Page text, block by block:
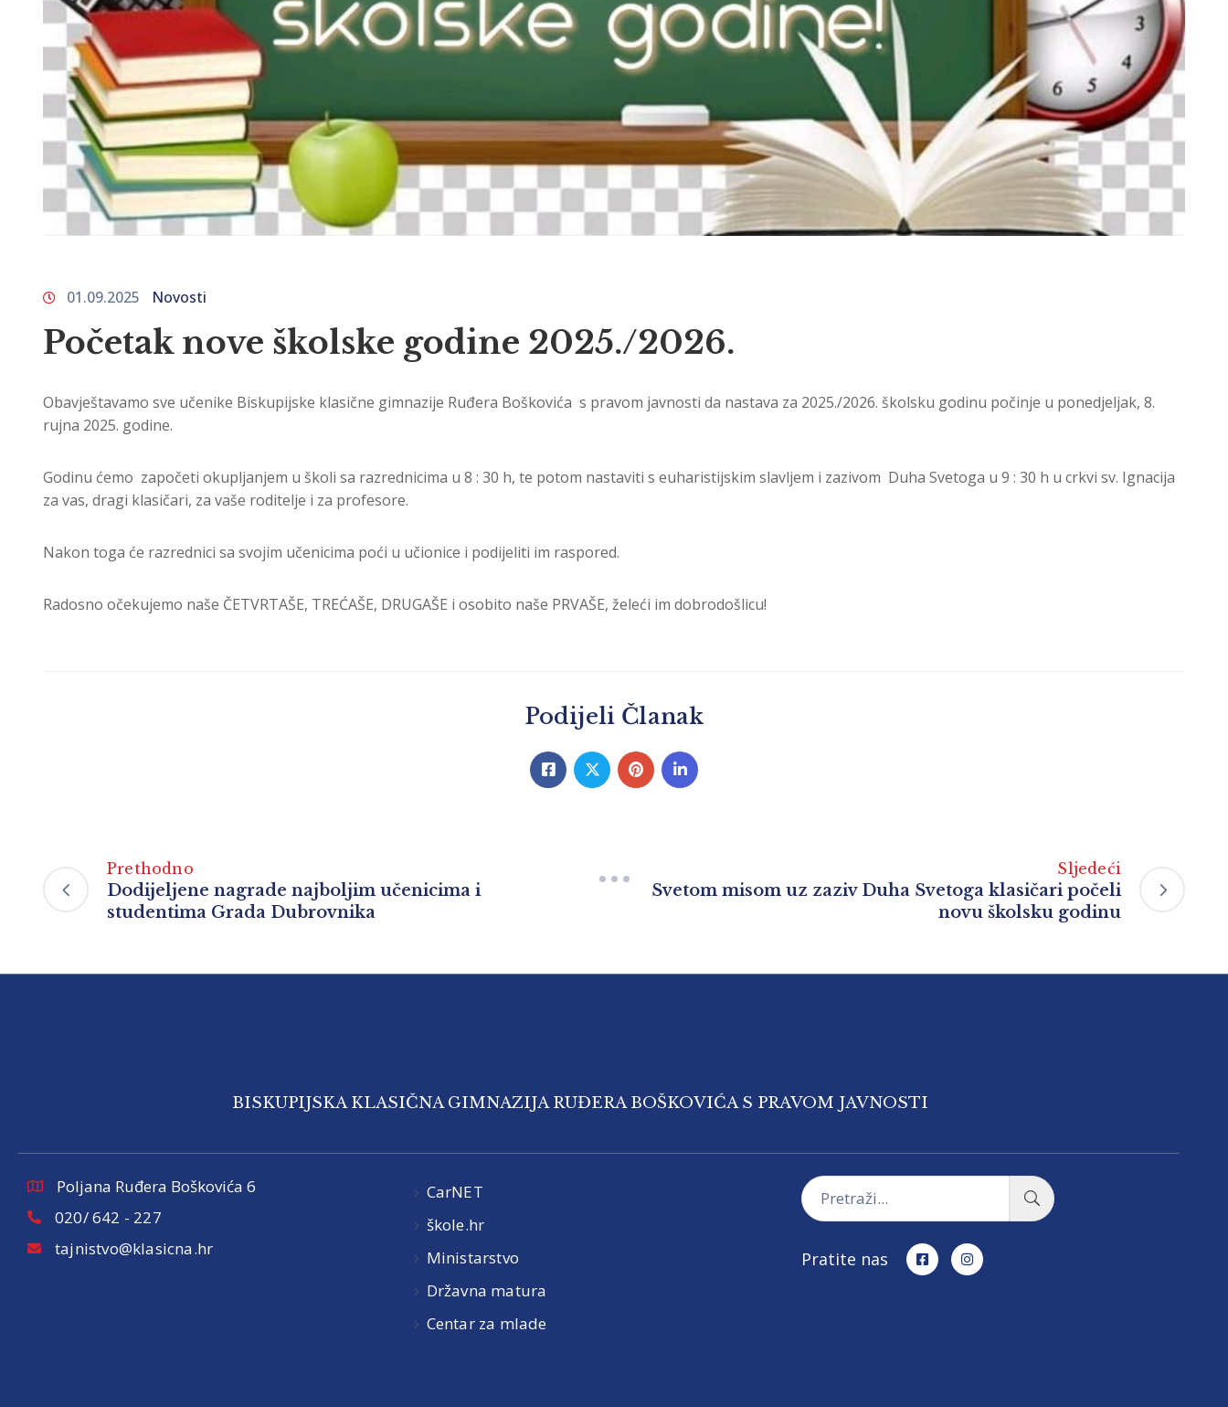
01.09.2025 Novosti
Početak nove školske godine 2025./2026.
Obavještavamo sve učenike Biskupijske klasične gimnazije Ruđera Boškovića s pravom javnosti da nastava za 2025./2026. školsku godinu počinje u ponedjeljak, 8.
rujna 2025. godine.
Godinu ćemo započeti okupljanjem u školi sa razrednicima u 8 : 30 h, te potom nastaviti s euharistijskim slavljem i zazivom Duha Svetoga u 9 : 30 h u crkvi sv. Ignacija
za vas, dragi klasičari, za vaše roditelje i za profesore.
Nakon toga će razrednici sa svojim učenicima poći u učionice i podijeliti im raspored.
Radosno očekujemo naše ČETVRTAŠE, TREĆAŠE, DRUGAŠE i osobito naše PRVAŠE, želeći im dobrodošlicu!
Podijeli Članak
Prethodno
Dodijeljene nagrade najboljim učenicima i
studentima Grada Dubrovnika
Sljedeći
Svetom misom uz zaziv Duha Svetoga klasičari počeli
novu školsku godinu
BISKUPIJSKA KLASIČNA GIMNAZIJA RUĐERA BOŠKOVIĆA S PRAVOM JAVNOSTI
Poljana Ruđera Boškovića 6
020/ 642 - 227
tajnistvo@klasicna.hr
CarNET
škole.hr
Ministarstvo
Državna matura
Centar za mlade
Pratite nas